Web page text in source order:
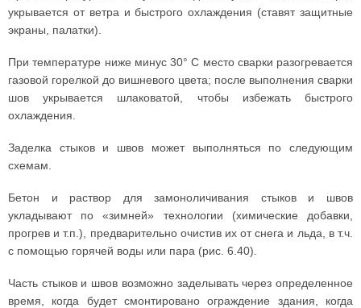
укрывается от ветра и быстрого охлаждения (ставят защитные
экраны, палатки).
При температуре ниже минус 30° С место сварки разогревается
газовой горелкой до вишневого цвета; после выполнения сварки
шов укрывается шлаковатой, чтобы избежать быстрого
охлаждения.
Заделка стыков и швов может выполняться по следующим
схемам.
Бетон и раствор для замоноличивания стыков и швов
укладывают по «зимней» технологии (химические добавки,
прогрев и т.п.), предварительно очистив их от снега и льда, в т.ч.
с помощью горячей воды или пара (рис. 6.40).
Часть стыков и швов возможно заделывать через определенное
время, когда будет смонтировано ограждение здания, когда